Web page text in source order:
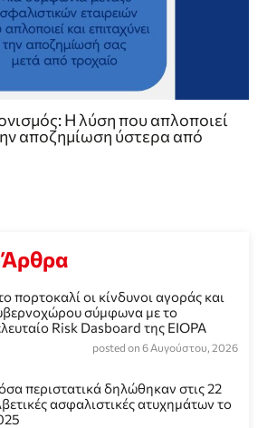
Η λύση που απλοποιεί
αποζημίωση ύστερα από
πορτοκαλί οι κίνδυνοι αγοράς και
σύμφωνα με το
Risk Dasboard της EIOPA
posted on 6 Αυγούστου, 2026
περιστατικά δηλώθηκαν στις 22
ασφαλιστικές ατυχημάτων το